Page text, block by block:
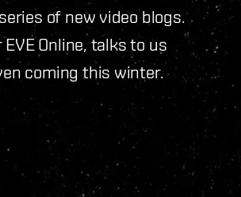
of new video blogs.
Online, talks to us
coming this winter.